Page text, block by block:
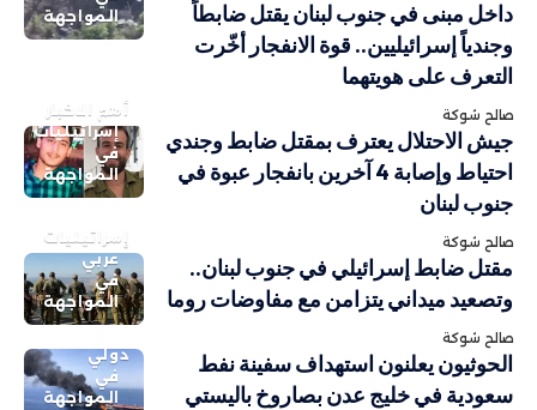
المواجهة
داخل مبنى في جنوب لبنان يقتل ضابطاً
وجندياً إسرائيليين.. قوة الانفجار أخّرت
التعرف على هويتهما
صالح شوكة
أهم الاخبار
إسرائيليات
في
المواجهة
جيش الاحتلال يعترف بمقتل ضابط وجندي
احتياط وإصابة 4 آخرين بانفجار عبوة في
جنوب لبنان
صالح شوكة
إسرائيليات
عربي
في
المواجهة
مقتل ضابط إسرائيلي في جنوب لبنان..
وتصعيد ميداني يتزامن مع مفاوضات روما
صالح شوكة
دولي
في
المواجهة
الحوثيون يعلنون استهداف سفينة نفط
سعودية في خليج عدن بصاروخ باليستي